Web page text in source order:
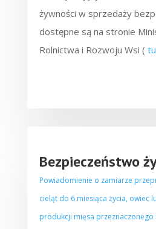
żywności w sprzedaży
dostępne są na stronie
Rolnictwa i Rozwoju Wsi (
Bezpieczeństwo
Powiadomienie o zamiarze
cieląt do 6 miesiąca życia, owiec
produkcji mięsa przeznaczonego